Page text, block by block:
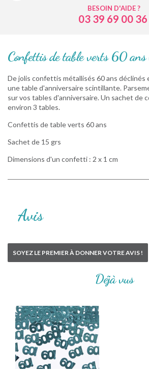
BESOIN D'AIDE ?
03 39 69 00 36
Confettis de table verts 60
De jolis confettis métallisés 60 ans déclinés
une table d'anniversaire scintillante.
sur vos tables d'anniversaire. Un sachet de
environ 3 tables.
Confettis de table verts 60 ans
Sachet de 15 grs
Dimensions d'un confetti : 2 x 1 cm
Avis
SOYEZ LE PREMIER À DONNER VOTRE AVIS !
Déjà vus